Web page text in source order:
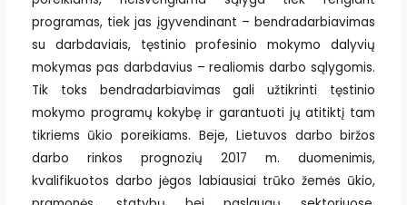
programas, tiek jas įgyvendinant – bendradarbiavimas
su darbdaviais, tęstinio profesinio mokymo dalyvių
mokymas pas darbdavius – realiomis darbo sąlygomis.
Tik toks bendradarbiavimas gali užtikrinti tęstinio
mokymo programų kokybę ir garantuoti jų atitiktį tam
tikriems ūkio poreikiams. Beje, Lietuvos darbo biržos
darbo rinkos prognozių 2017 m. duomenimis,
kvalifikuotos darbo jėgos labiausiai trūko žemės ūkio,